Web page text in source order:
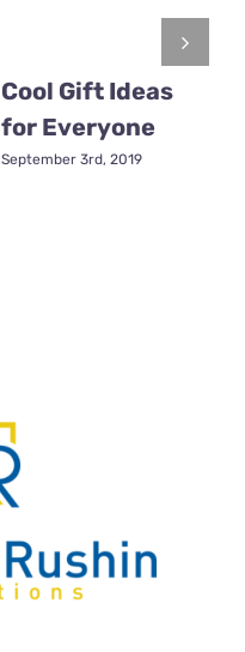
Cool Gift Ideas
for Everyone
September 3rd, 2019